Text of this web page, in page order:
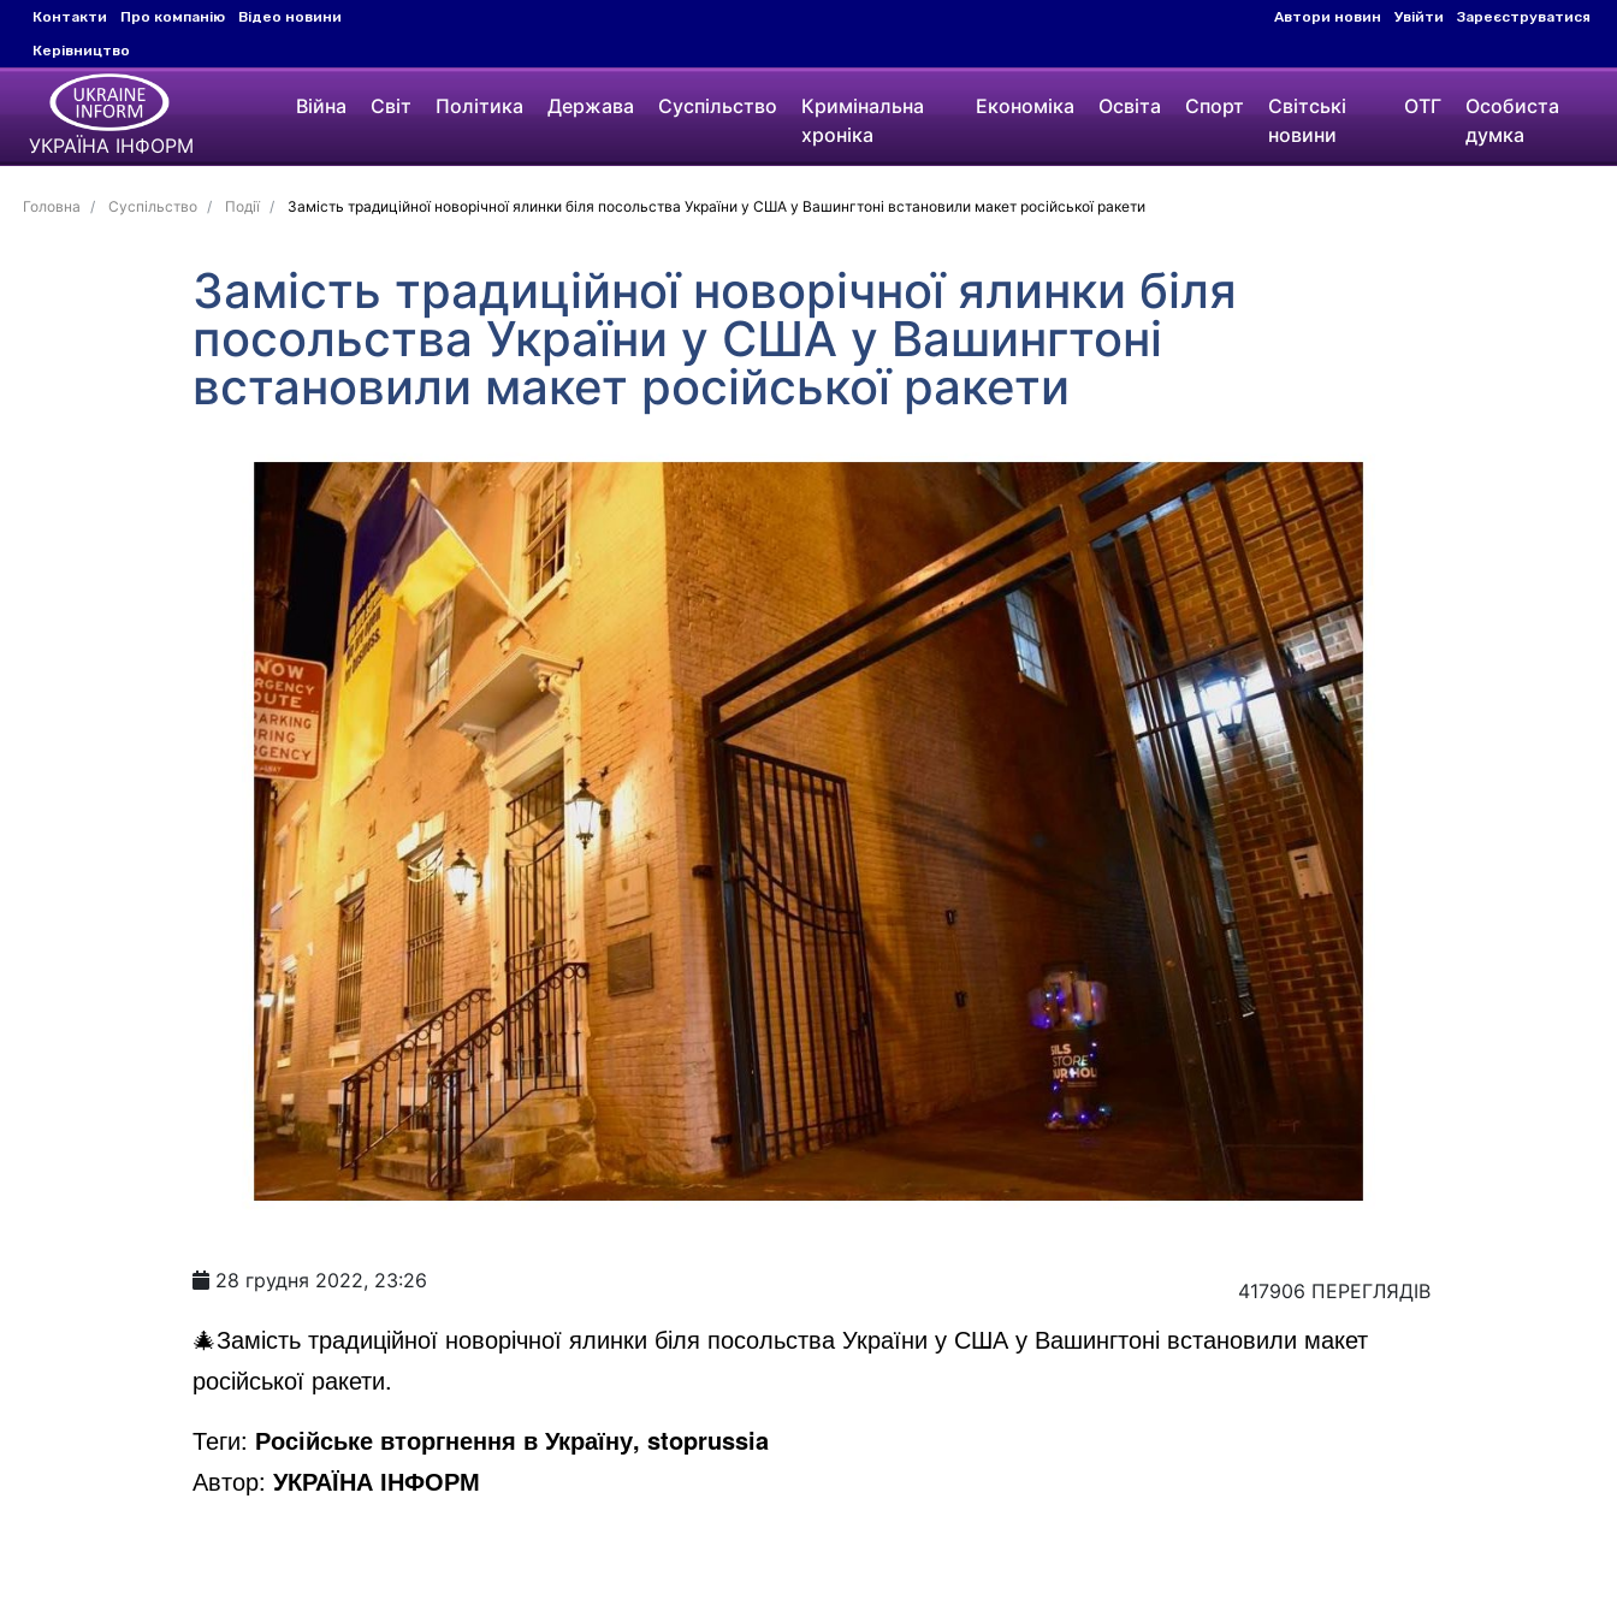
Контакти Про компанію
Відео новини
Керівництво
Автори новин Увійти Зареєструватися
УКРАЇНА ІНФОРМ
Війна Світ Політика Держава Суспільство
Кримінальна
хроніка
Економіка Освіта Спорт
Світські
новини
ОТГ
Особиста
думка
Головна Суспільство Події Замість традиційної новорічної ялинки біля посольства України у США у Вашингтоні встановили макет російської ракети
Замість традиційної новорічної ялинки біля
посольства України у США у Вашингтоні
встановили макет російської ракети
28 грудня 2022, 23:26 417906 ПЕРЕГЛЯДІВ
🎄Замість традиційної новорічної ялинки біля посольства України у США у Вашингтоні встановили макет
російської ракети.
Теги: Російське вторгнення в Україну, stoprussia
Автор: УКРАЇНА ІНФОРМ